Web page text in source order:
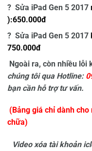
? Sửa iPad Gen 5 2017
):650.000đ
? Sửa iPad Gen 5 2017
750.000đ
Ngoài ra, còn nhiều lỗi
chúng tôi qua Hotline:
bạn cần hỗ trợ tư vấn.
(Bảng giá chỉ dành
chữa)
Video xóa tài khoản